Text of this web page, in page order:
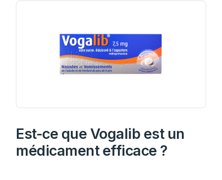
Est-ce que Vogalib est un
médicament efficace ?